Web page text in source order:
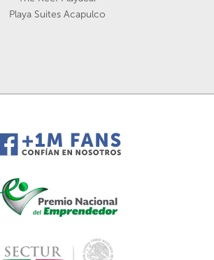
Playa Suites Acapulco